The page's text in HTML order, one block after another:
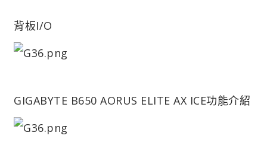
背板I/O
GIGABYTE B650 AORUS ELITE AX ICE功能介紹